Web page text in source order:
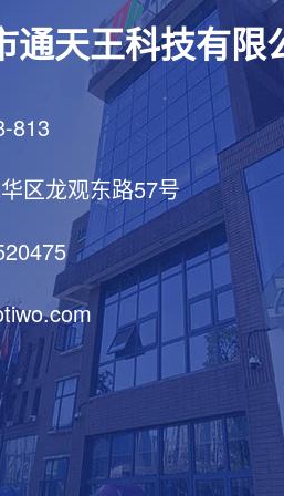
通天王科技有限
813
区龙观东路57号